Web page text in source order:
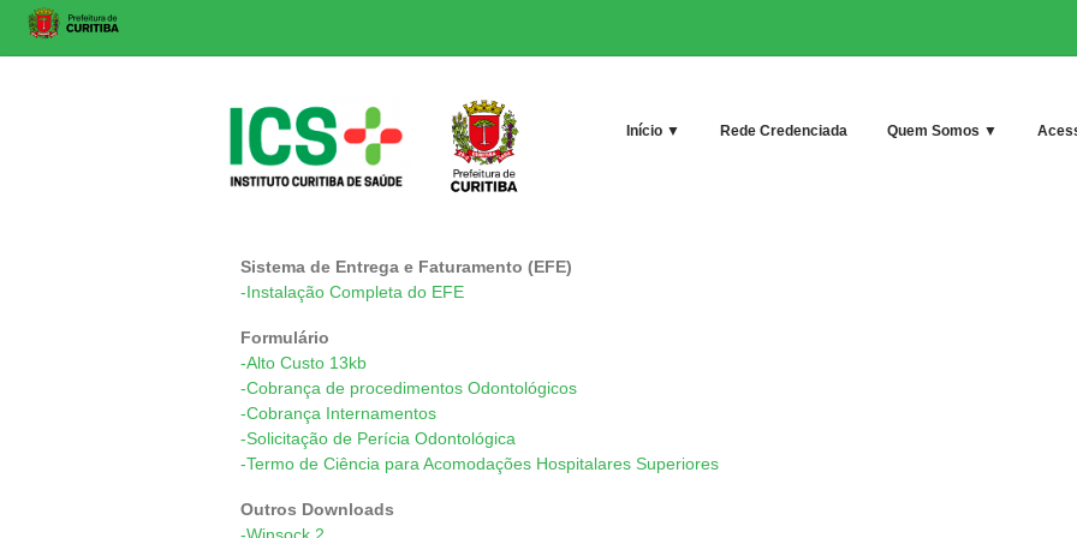
ICS
Instituto
Saúde
Início ▼ Rede Credenciada Quem Somos ▼
Sistema de Entrega e Faturamento (EFE)
-Instalação Completa do EFE
Formulário
-Alto Custo 13kb
-Cobrança de procedimentos Odontológicos
-Cobrança Internamentos
-Solicitação de Perícia Odontológica
-Termo de Ciência para Acomodações Hospitalares Superiores
Outros Downloads